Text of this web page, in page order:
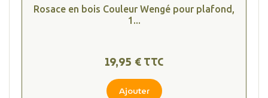
Rosace en bois Couleur Wengé pour plafond,
1...
19,95 € TTC
Ajouter